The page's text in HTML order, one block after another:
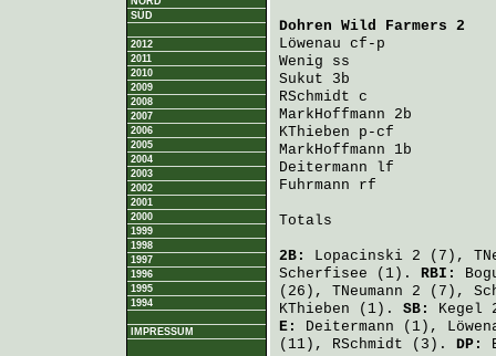
SÜD
2012
2011
2010
2009
2008
2007
2006
2005
2004
2003
2002
2001
2000
1999
1998
1997
1996
1995
1994
IMPRESSUM
Dohren Wild Farmers 2
Löwenau cf-p
Wenig ss
Sukut 3b
RSchmidt c
MarkHoffmann 2b
KThieben p-cf
MarkHoffmann 1b
Deitermann lf
Fuhrmann rf
Totals
2B: Lopacinski 2 (7),
Scherfisee (1). RBI:
(26), TNeumann 2 (7),
KThieben (1). SB: Kegel
E: Deitermann (1),
(11), RSchmidt (3). DP: